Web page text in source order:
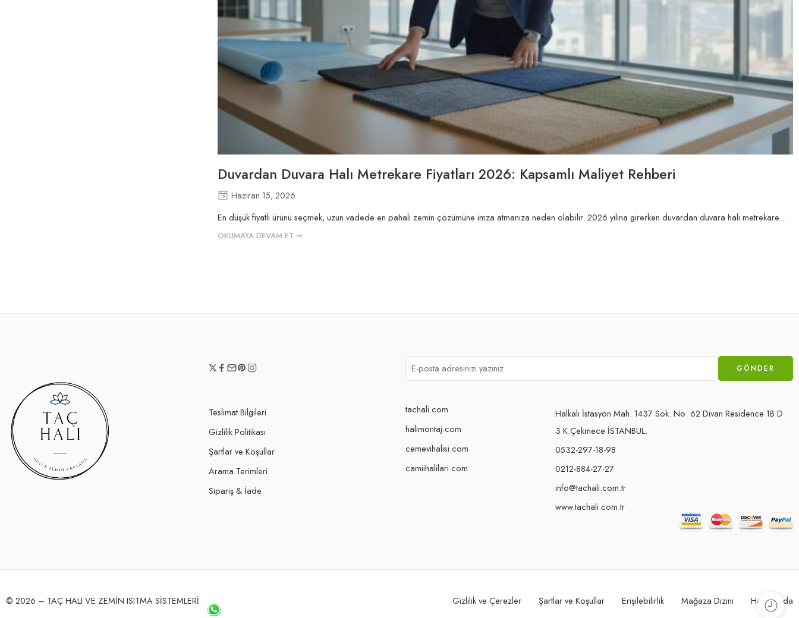
Duvardan Duvara Halı Metrekare Fiyatları 2026: Kapsamlı Maliyet Rehberi
Haziran 15, 2026
En düşük fiyatlı ürünü seçmek, uzun vadede en pahalı zemin çözümüne imza atmanıza neden olabilir. 2026 yılına girerken duvardan duvara halı metrekare…
OKUMAYA DEVAM ET ➞
Teslimat Bilgileri
Gizlilik Politikası
Şartlar ve Koşullar
Arama Terimleri
Sipariş & İade
tachali.com
halimontaj.com
cemevihalisi.com
camiihalilari.com
Halkalı İstasyon Mah. 1437 Sok. No: 62 Divan Residence 1B D
3 K.Çekmece İSTANBUL.
0532-297-18-98
0212-884-27-27
info@tachali.com.tr
www.tachali.com.tr
© 2026 – TAÇ HALI VE ZEMİN ISITMA SİSTEMLERİ Gizlilik ve Çerezler Şartlar ve Koşullar Erişilebilirlik Mağaza Dizini Hakkımızda